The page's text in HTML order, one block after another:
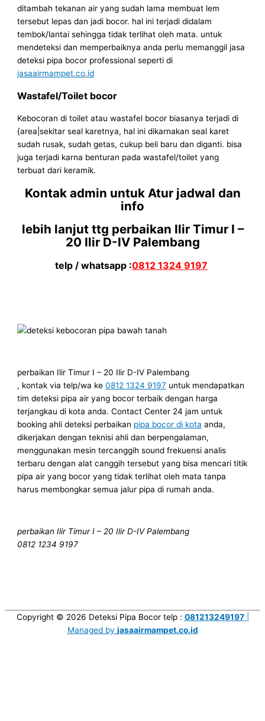
ditambah tekanan air yang sudah lama membuat lem
tersebut lepas dan jadi bocor. hal ini terjadi didalam
tembok/lantai sehingga tidak terlihat oleh mata. untuk
mendeteksi dan memperbaiknya anda perlu memanggil jasa
deteksi pipa bocor professional seperti di
jasaairmampet.co.id
Wastafel/Toilet bocor
Kebocoran di toilet atau wastafel bocor biasanya terjadi di
{area|sekitar seal karetnya, hal ini dikarnakan seal karet
sudah rusak, sudah getas, cukup beli baru dan diganti. bisa
juga terjadi karna benturan pada wastafel/toilet yang
terbuat dari keramik.
Kontak admin untuk Atur jadwal dan
info
lebih lanjut ttg perbaikan Ilir Timur I –
20 Ilir D-IV Palembang
telp / whatsapp :0812 1324 9197
perbaikan Ilir Timur I – 20 Ilir D-IV Palembang
, kontak via telp/wa ke0812 1324 9197 untuk mendapatkan
tim deteksi pipa air yang bocor terbaik dengan harga
terjangkau di kota anda. Contact Center 24 jam untuk
booking ahli deteksi perbaikan pipa bocor di kota anda,
dikerjakan dengan teknisi ahli dan berpengalaman,
menggunakan mesin tercanggih sound frekuensi analis
terbaru dengan alat canggih tersebut yang bisa mencari titik
pipa air yang bocor yang tidak terlihat oleh mata tanpa
harus membongkar semua jalur pipa di rumah anda.
perbaikan Ilir Timur I – 20 Ilir D-IV Palembang
0812 1234 9197
Copyright © 2026 Deteksi Pipa Bocortelp : 081213249197|
Managed by jasaairmampet.co.id